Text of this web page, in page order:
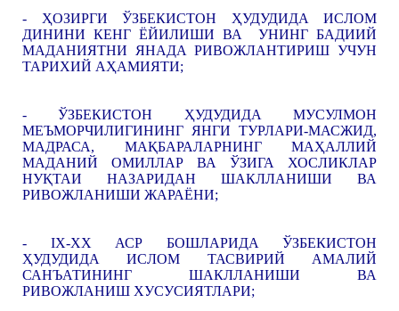
- ҲОЗИРГИ ЎЗБЕКИСТОН ҲУДУДИДА ИСЛОМ
ДИНИНИ КЕНГ ЁЙИЛИШИ ВА УНИНГ БАДИИЙ
МАДАНИЯТНИ ЯНАДА РИВОЖЛАНТИРИШ УЧУН
ТАРИХИЙ АҲАМИЯТИ;
- ЎЗБЕКИСТОН ҲУДУДИДА МУСУЛМОН
МЕЪМОРЧИЛИГИНИНГ ЯНГИ ТУРЛАРИ-МАСЖИД,
МАДРАСА, МАҚБАРАЛАРНИНГ МАҲАЛЛИЙ
МАДАНИЙ ОМИЛЛАР ВА ЎЗИГА ХОСЛИКЛАР
НУҚТАИ НАЗАРИДАН ШАКЛЛАНИШИ ВА
РИВОЖЛАНИШИ ЖАРАЁНИ;
- IX-XX АСР БОШЛАРИДА ЎЗБЕКИСТОН
ҲУДУДИДА ИСЛОМ ТАСВИРИЙ АМАЛИЙ
САНЪАТИНИНГ ШАКЛЛАНИШИ ВА
РИВОЖЛАНИШ ХУСУСИЯТЛАРИ;